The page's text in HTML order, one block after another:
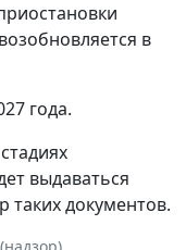
в
года.
выдаваться
таких документов.